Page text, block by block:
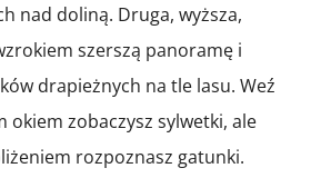
nad doliną. Druga, wyższa,
szerszą panoramę i
drapieżnych na tle lasu. Weź
okiem zobaczysz sylwetki, ale
rozpoznasz gatunki.